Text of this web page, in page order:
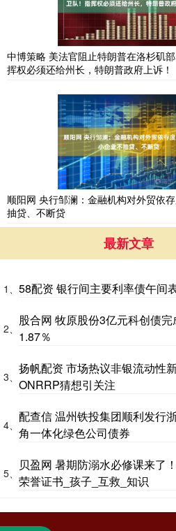
中博策略 美法官阻止特朗普在洛杉矶
挥权必须还给州长，特朗普政府上诉！
顺阳网 央行邹澜：金融机构对外贸依
抽贷、不断贷
最新文章
1、 58配资 银行间主要利率债午间
2、
股合网 牧原股份3亿元科创债
1.87％
3、
扬帆配资 市场热议非银流动性
ONRRP猜想引关注
4、
配查信 温州铁投集团顺利发行
角一体化绿色公司债券
5、
贝盈网 暑期防溺水必修课来了
荣誉证书_孩子_互救_知识